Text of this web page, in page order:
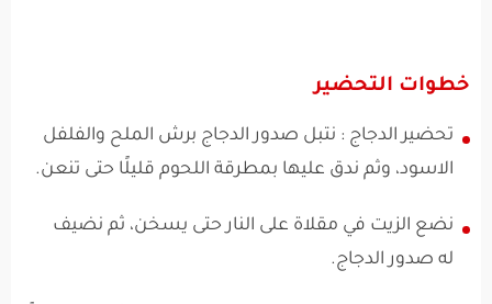
خطوات التحضير
تحضير الدجاج : نتبل صدور الدجاج برش الملح والفلفل
الاسود، وثم ندق عليها بمطرقة اللحوم قليلًا حتى تنعن.
نضع الزيت في مقلاة على النار حتى يسخن، ثم نضيف
له صدور الدجاج.